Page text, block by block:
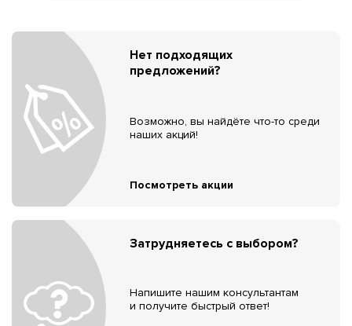
Нет подходящих
предложений?
Возможно, вы найдёте что-то среди
наших акций!
Посмотреть акции
Затрудняетесь с выбором?
Напишите нашим консультантам
и получите быстрый ответ!